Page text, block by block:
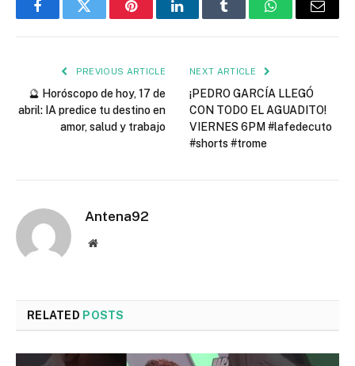
FacebookTwitter PinterestLinkedInTumblr WhatsAppEmail
PREVIOUS ARTICLE
🔮 Horóscopo de hoy, 17 de
abril: IA predice tu destino en
amor, salud y trabajo
NEXT ARTICLE
¡PEDRO GARCÍA LLEGÓ
CON TODO EL AGUADITO!
VIERNES 6PM #lafedecuto
#shorts #trome
Antena92
Website
RELATED POSTS